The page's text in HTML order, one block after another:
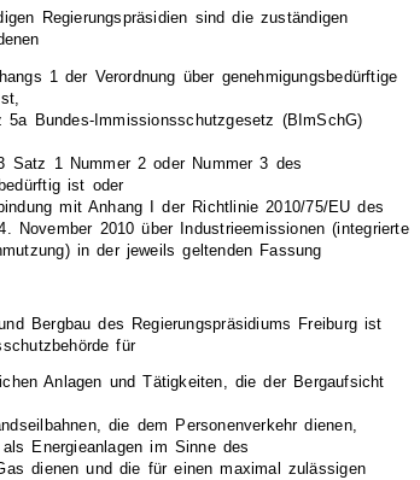
Regierungspräsidien sind die zuständigen
1 der Verordnung über genehmigungsbedürftige
Bundes-Immissionsschutzgesetz (BImSchG)
Satz 1 Nummer 2 oder Nummer 3 des
ist oder
mit Anhang I der Richtlinie 2010/75/EU des
November 2010 über Industrieemissionen (integrierte
in der jeweils geltenden Fassung
Bergbau des Regierungspräsidiums Freiburg ist
für
Anlagen und Tätigkeiten, die der Bergaufsicht
die dem Personenverkehr dienen,
Energieanlagen im Sinne des
dienen und die für einen maximal zulässigen